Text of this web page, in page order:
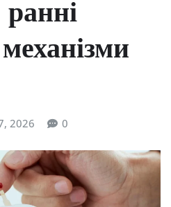
2026 0